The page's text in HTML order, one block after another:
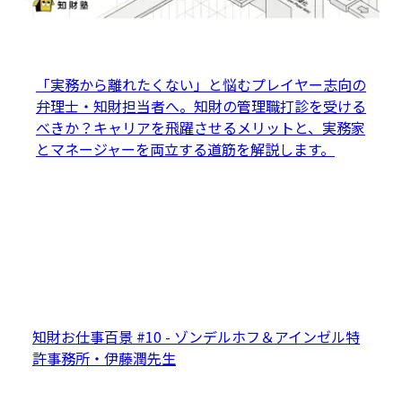
「実務から離れたくない」と悩むプレイヤー志向の
弁理士・知財担当者へ。知財の管理職打診を受ける
べきか？キャリアを飛躍させるメリットと、実務家
とマネージャーを両立する道筋を解説します。
知財お仕事百景 #10 - ゾンデルホフ＆アインゼル特
許事務所・伊藤潤先生